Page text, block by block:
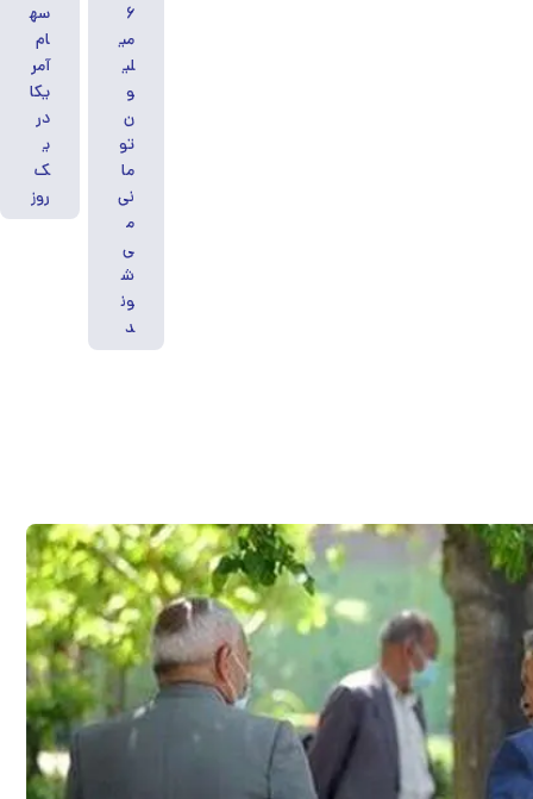
۶
می
لی
و
ن
تو
ما
نی
م
ی‌
ش
ون
د
سه
ام
آمر
یکا
در
ی
ک
روز